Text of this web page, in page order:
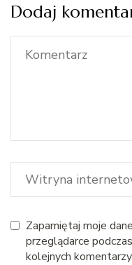
Dodaj
Zapamiętaj moje
przeglądarce
kolejnych komentarzy.